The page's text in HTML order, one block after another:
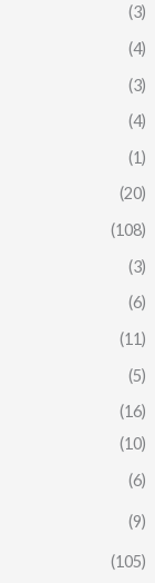
(3)
(4)
(3)
(4)
(1)
(20)
(108)
(3)
(6)
(11)
(5)
(16)
(10)
(6)
(9)
(105)